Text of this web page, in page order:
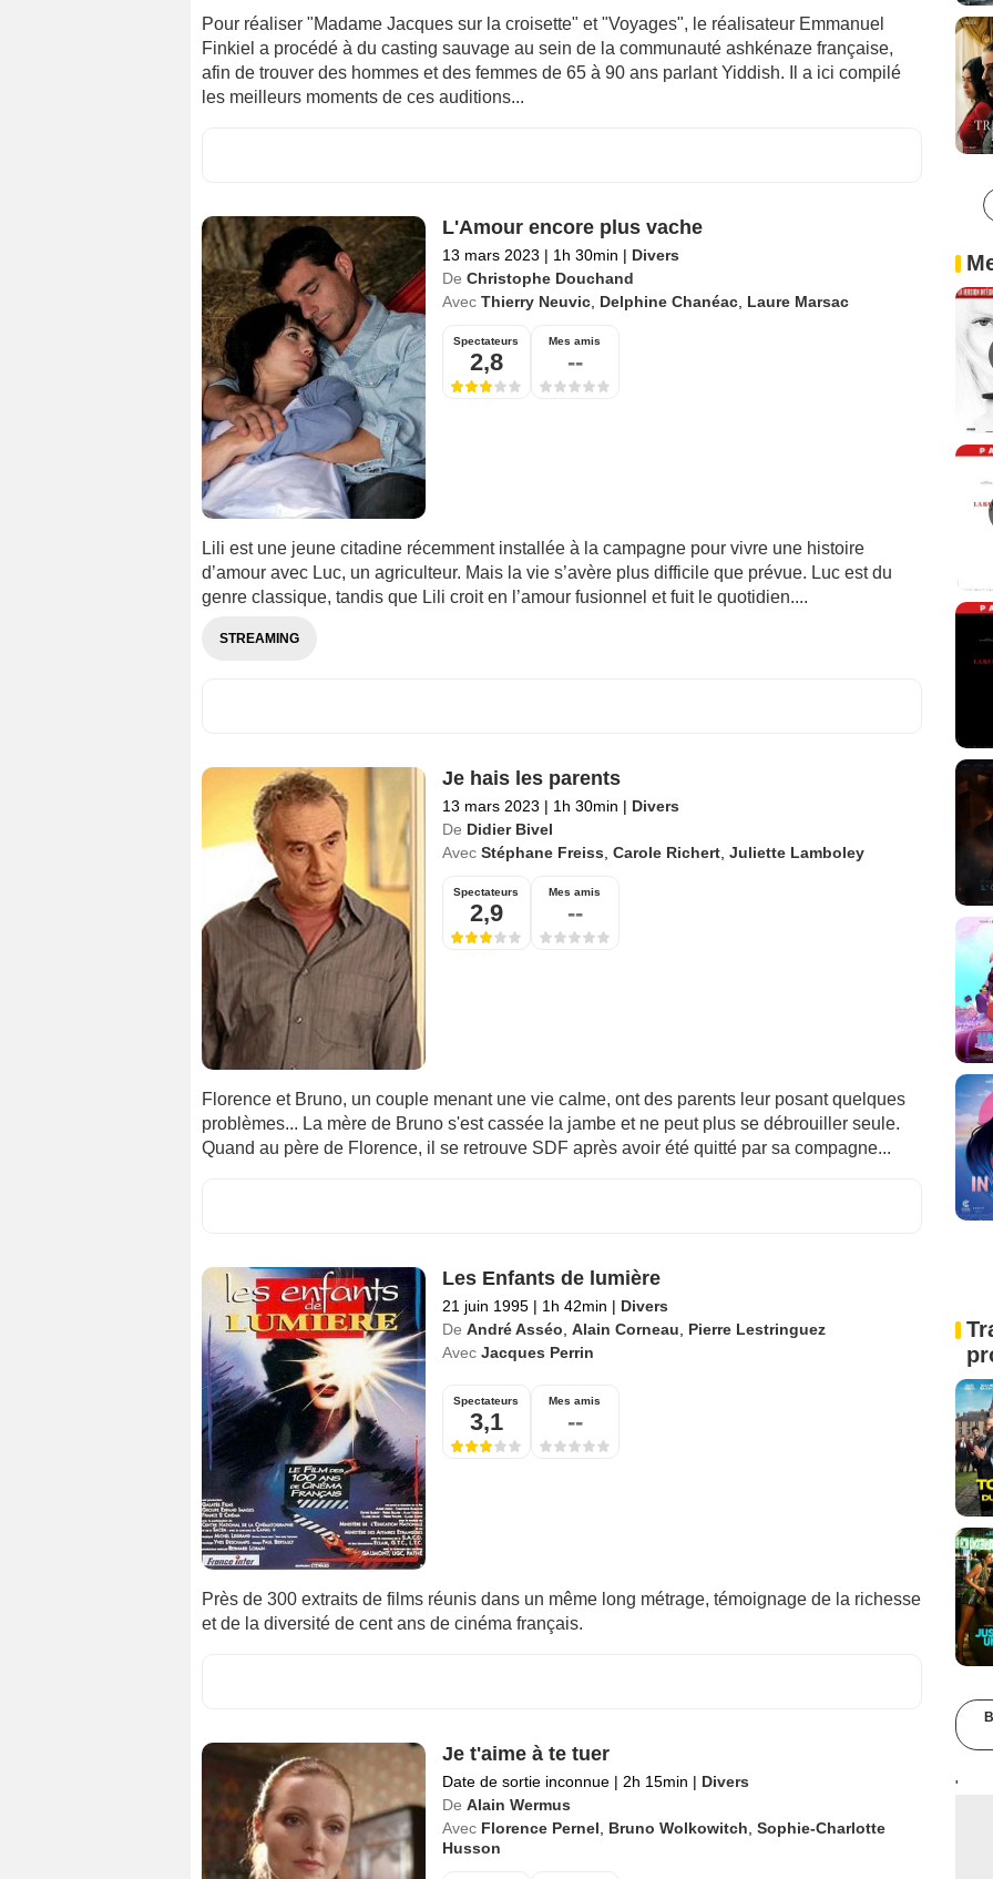
Pour réaliser "Madame Jacques sur la croisette" et "Voyages", le réalisateur Emmanuel
Finkiel a procédé à du casting sauvage au sein de la communauté ashkénaze française,
afin de trouver des hommes et des femmes de 65 à 90 ans parlant Yiddish. Il a ici compilé
les meilleurs moments de ces auditions...
L'Amour encore plus vache
13 mars 2023 | 1h 30min | Divers
De Christophe Douchand
Avec Thierry Neuvic, Delphine Chanéac, Laure Marsac
Spectateurs
2,8
Mes amis
--
Lili est une jeune citadine récemment installée à la campagne pour vivre une histoire
d’amour avec Luc, un agriculteur. Mais la vie s’avère plus difficile que prévue. Luc est du
genre classique, tandis que Lili croit en l’amour fusionnel et fuit le quotidien....
STREAMING
Je hais les parents
13 mars 2023 | 1h 30min | Divers
De Didier Bivel
Avec Stéphane Freiss Carole Richert, Juliette Lamboley
Spectateurs
2,9
Mes amis
--
Florence et Bruno, un couple menant une vie calme, ont des parents leur posant quelques
problèmes... La mère de Bruno s'est cassée la jambe et ne peut plus se débrouiller seule.
Quand au père de Florence, il se retrouve SDF après avoir été quitté par sa compagne...
Les Enfants de lumière
21 juin 1995 | 1h 42min | Divers
De André Asséo Alain Corneau
Pierre Lestringuez
Avec Jacques Perrin
Spectateurs
3,1
Mes amis
--
Près de 300 extraits de films réunis dans un même long métrage, témoignage de la richesse
et de la diversité de cent ans de cinéma français.
Je t'aime à te tuer
Date de sortie inconnue | 2h 15min | Divers
De Alain Wermus
Avec Florence Pernel Bruno Wolkowitch Sophie-Charlotte
Husson
'